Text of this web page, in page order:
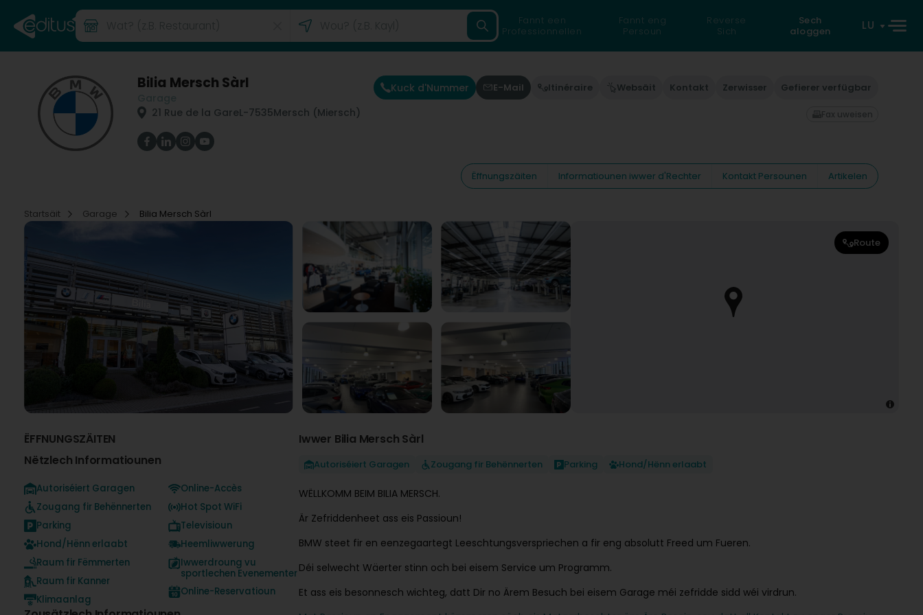
Fannt een
Professionnellen
Fannt eng
Persoun
Reverse
Sich
Sech
aloggen
LU
Bilia Mersch Sàrl
21 Rue de la GareL-7535Mersch (Miersch)
Kuck d'Nummer E-Mail Itinéraire Websäit Kontakt Zerwisser Gefierer verfügbar
Fax uweisen
Ëffnungszäiten Informatiounen iwwer d'Rechter Kontakt Persounen Artikelen
Startsäit Garage Bilia Mersch Sàrl
Route
ËFFNUNGSZÄITEN
Nëtzlech Informatiounen
Autoriséiert Garagen
Zougang fir Behënnerten
Parking
Hond/Hënn erlaabt
Raum fir Fëmmerten
Raum fir Kanner
Klimaanlag
Online-Accès
Hot Spot WiFi
Televisioun
Heemliwwerung
Iwwerdroung vu
sportlechen Evenementer
Online-Reservatioun
Iwwer Bilia Mersch Sàrl
Autoriséiert Garagen Zougang fir Behënnerten Parking Hond/Hënn erlaabt
WËLLKOMM BEIM BILIA MERSCH.
Är Zefriddenheet ass eis Passioun!
BMW steet fir en eenzegaartegt Leeschtungsverspriechen a fir eng absolutt Freed um Fueren.
Déi selwecht Wäerter stinn och bei eisem Service um Programm.
Et ass eis besonnesch wichteg, datt Dir no Ärem Besuch bei eisem Garage méi zefridde sidd wéi virdrun.